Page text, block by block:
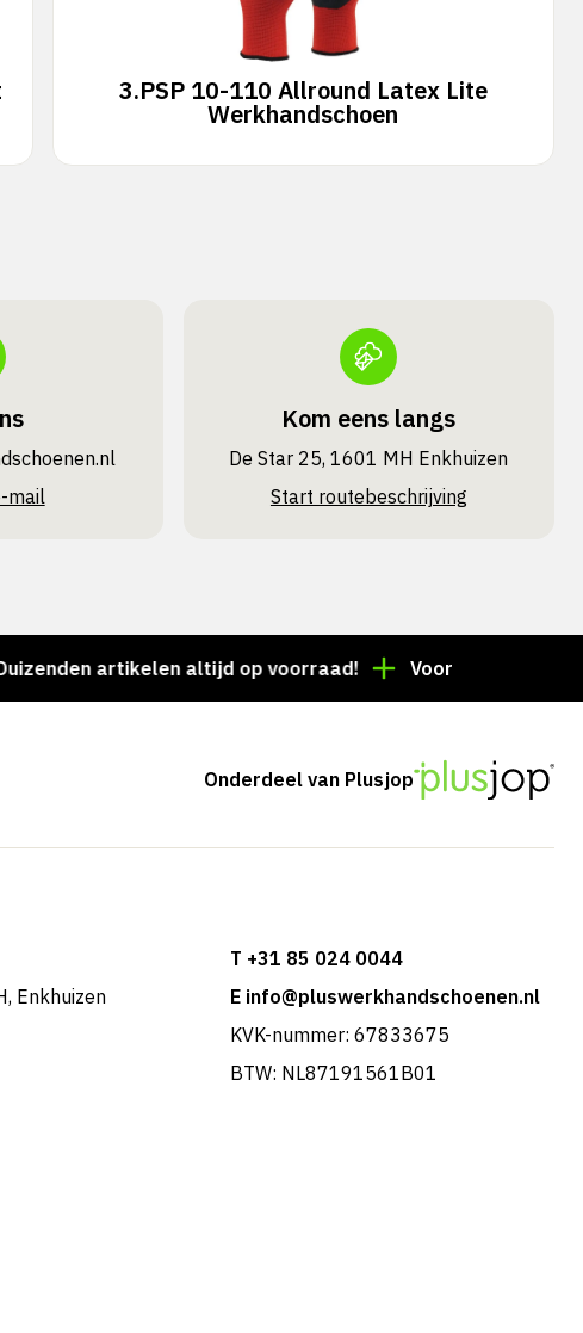
3.PSP 10-110 Allround Latex Lite
Werkhandschoen
mail
Kom eens langs
De Star 25, 1601 MH Enkhuizen
Start routebeschrijving
artikelen altijd op voorraad! Voor 15:00 besteld =
Onderdeel van Plusjop
Enkhuizen
T +31 85 024 0044
E info@pluswerkhandschoenen.nl
KVK-nummer: 67833675
BTW: NL87191561B01